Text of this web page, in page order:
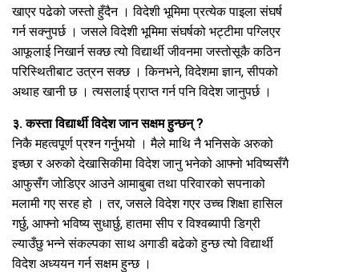
खाएर पढेको जस्तो हुँदैन । विदेशी भूमिमा प्रत्येक पाइला संघर्ष
गर्न सक्नुपर्छ । जसले विदेशी भूमिमा संघर्षको भट्टीमा पग्लिएर
आफूलाई निखार्न सक्छ त्यो विद्यार्थी जीवनमा जस्तोसूकै कठिन
परिस्थितीबाट उत्रन सक्छ । किनभने, विदेशमा ज्ञान, सीपको
अथाह खानी छ । त्यसलाई प्राप्त गर्न पनि विदेश जानुपर्छ ।
३. कस्ता विद्यार्थी विदेश जान सक्षम हुन्छन् ?
निकै महत्वपूर्ण प्रश्न गर्नुभयो । मैले माथि नै भनिसके अरुको
इच्छा र अरुको देखासिकीमा विदेश जानु भनेको आफ्नो भविष्यसँगै
आफुसँग जोडिएर आउने आमाबुबा तथा परिवारको सपनाको
मलामी गए सरह हो । तर, जसले विदेश गएर उच्च शिक्षा हासिल
गर्छु, आफ्नो भविष्य सुधार्छु, हातमा सीप र विश्वब्यापी डिग्री
ल्याउँछु भन्ने संकल्पका साथ अगाडी बढेको हुन्छ त्यो विद्यार्थी
विदेश अध्ययन गर्न सक्षम हुन्छ ।